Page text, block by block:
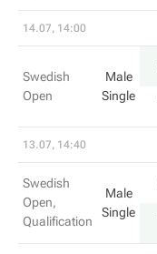
14.07, 14:00
Swedish
Open
Male
Single
13.07, 14:40
Swedish
Open,
Qualification
Male
Single